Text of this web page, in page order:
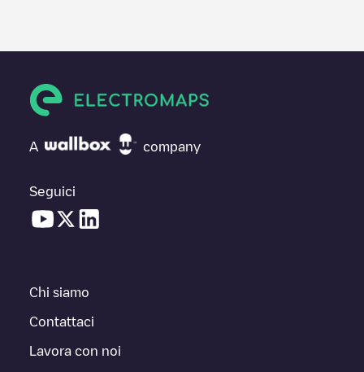
A company
Seguici
Chi siamo
Contattaci
Lavora con noi